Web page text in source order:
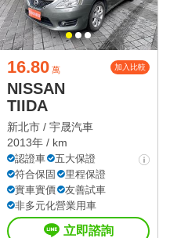
16.80 萬 加入比較
NISSAN
TIIDA
新北市 / 宇晟汽車
2013年 / km
認證車
五大保證
符合保固
里程保證
實車實價
友善試車
非多元化營業用車
立即諮詢